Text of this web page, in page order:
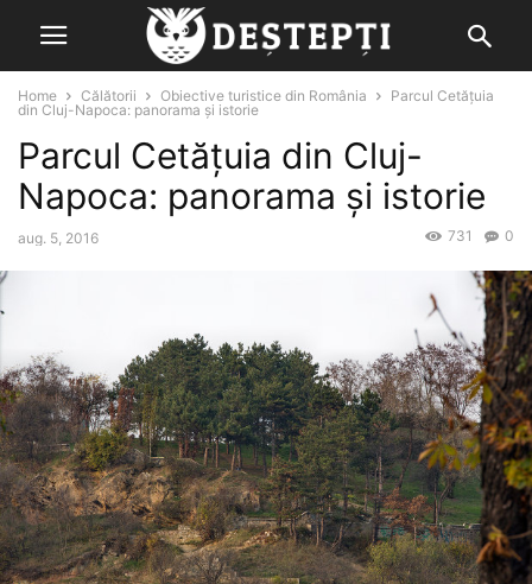
Home Călătorii Obiective turistice din România
Parcul Cetățuia
din Cluj-Napoca: panorama și istorie
Parcul Cetățuia din Cluj-
Napoca: panorama și istorie
aug. 5, 2016 0
731